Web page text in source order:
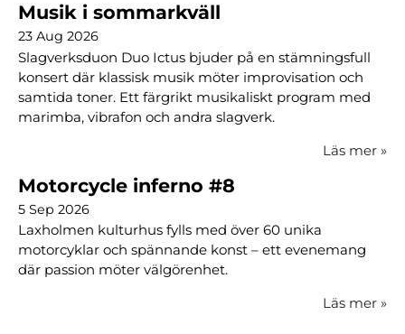
Musik i sommarkväll
23 Aug 2026
Slagverksduon Duo Ictus bjuder på en stämningsfull
konsert där klassisk musik möter improvisation och
samtida toner. Ett färgrikt musikaliskt program med
marimba, vibrafon och andra slagverk.
Läs mer »
Motorcycle inferno #8
5 Sep 2026
Laxholmen kulturhus fylls med över 60 unika
motorcyklar och spännande konst – ett evenemang
där passion möter välgörenhet.
Läs mer »